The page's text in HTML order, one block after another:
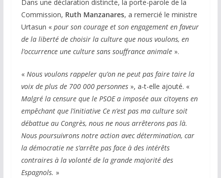
Dans une déclaration distincte, la porte-parole de la
Commission, Ruth Manzanares, a remercié le ministre
Urtasun « pour son courage et son engagement en faveur
de la liberté de choisir la culture que nous voulons, en
l’occurrence une culture sans souffrance animale».
« Nous voulons rappeler qu’on ne peut pas faire taire la
voix de plus de 700 000 personnes », a-t-elle ajouté. «
Malgré la censure que le PSOE a imposée aux citoyens en
empêchant que l’initiative Ce n’est pas ma culture soit
débattue au Congrès, nous ne nous arrêterons pas là.
Nous poursuivrons notre action avec détermination, car
la démocratie ne s’arrête pas face à des intérêts
contraires à la volonté de la grande majorité des
Espagnols. »